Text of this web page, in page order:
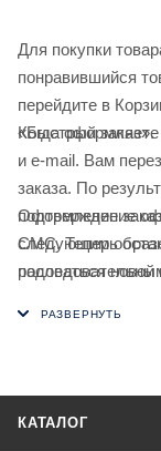
Для покупки
понравившийся
перейдите в
«Быстрый заказ».
Когда
и e-mail. Вам
заказа. По
подтверждение
СМС. Теперь
радоваться новой
Оформление
следующим
КАТАЛОГ